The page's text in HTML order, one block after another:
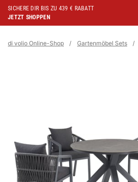
SICHERE DIR BIS ZU 439 € RABATT
JETZT SHOPPEN
di volio Online-Shop / Gartenmöbel Sets /